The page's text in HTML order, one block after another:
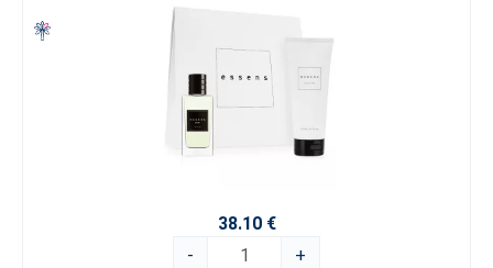
38.10 €
-
+